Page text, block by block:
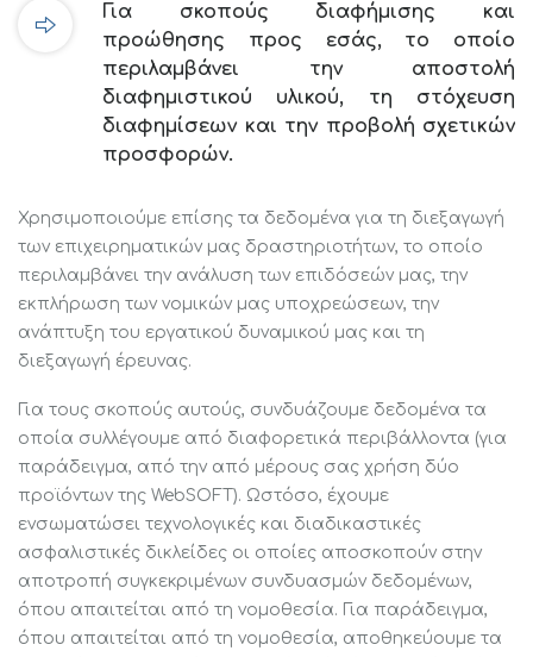
Για σκοπούς διαφήμισης και
προώθησης προς εσάς, το οποίο
περιλαμβάνει την αποστολή
διαφημιστικού υλικού, τη στόχευση
διαφημίσεων και την προβολή σχετικών
προσφορών.
Χρησιμοποιούμε επίσης τα δεδομένα για τη διεξαγωγή
των επιχειρηματικών μας δραστηριοτήτων, το οποίο
περιλαμβάνει την ανάλυση των επιδόσεών μας, την
εκπλήρωση των νομικών μας υποχρεώσεων, την
ανάπτυξη του εργατικού δυναμικού μας και τη
διεξαγωγή έρευνας.
Για τους σκοπούς αυτούς, συνδυάζουμε δεδομένα τα
οποία συλλέγουμε από διαφορετικά περιβάλλοντα (για
παράδειγμα, από την από μέρους σας χρήση δύο
προϊόντων της WebSOFT). Ωστόσο, έχουμε
ενσωματώσει τεχνολογικές και διαδικαστικές
ασφαλιστικές δικλείδες οι οποίες αποσκοπούν στην
αποτροπή συγκεκριμένων συνδυασμών δεδομένων,
όπου απαιτείται από τη νομοθεσία. Για παράδειγμα,
όπου απαιτείται από τη νομοθεσία, αποθηκεύουμε τα